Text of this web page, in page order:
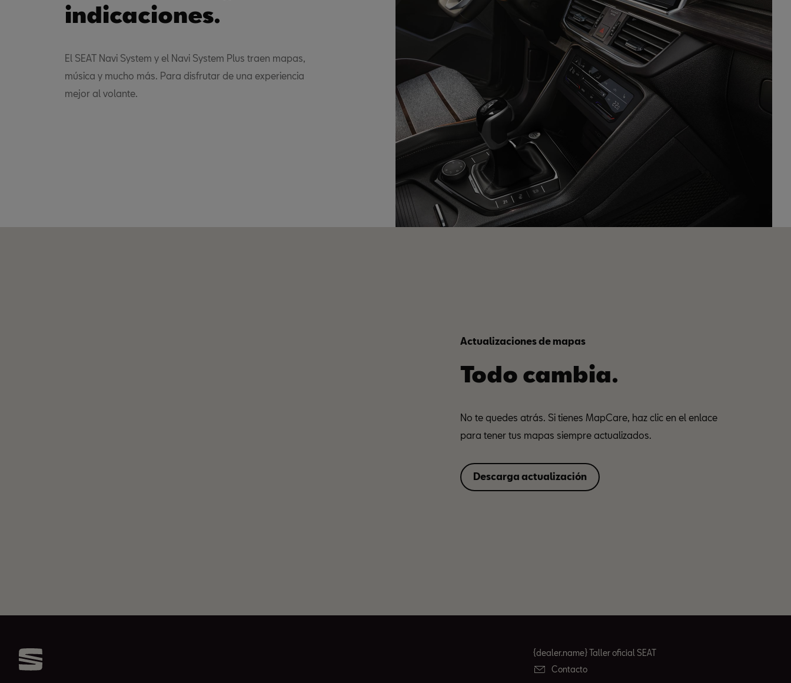
indicaciones.
El SEAT Navi System y el Navi System Plus traen mapas,
música y mucho más. Para disfrutar de una experiencia
mejor al volante.
Actualizaciones de mapas
Todo cambia.
No te quedes atrás. Si tienes MapCare, haz clic en el enlace
para tener tus mapas siempre actualizados.
Descarga actualización
{dealer.name} Taller oficial SEAT
Contacto